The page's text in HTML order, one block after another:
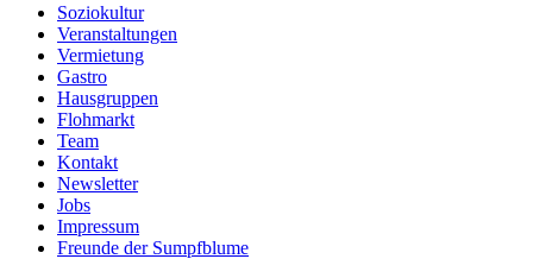
Soziokultur
Veranstaltungen
Vermietung
Gastro
Hausgruppen
Flohmarkt
Team
Kontakt
Newsletter
Jobs
Impressum
Freunde der Sumpfblume